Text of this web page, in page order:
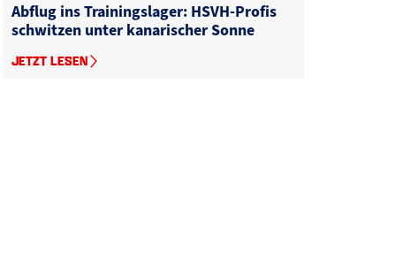
Abflug ins Trainingslager: HSVH-Profis
schwitzen unter kanarischer Sonne
JETZT LESEN